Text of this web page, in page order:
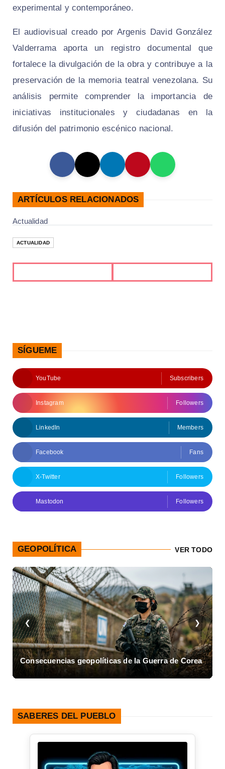
experimental y contemporáneo.
El audiovisual creado por Argenis David González
Valderrama aporta un registro documental que
fortalece la divulgación de la obra y contribuye a la
preservación de la memoria teatral venezolana. Su
análisis permite comprender la importancia de
iniciativas institucionales y ciudadanas en la
difusión del patrimonio escénico nacional.
ARTÍCULOS RELACIONADOS
Actualidad
ACTUALIDAD
SÍGUEME
YouTube Subscribers
Instagram Followers
LinkedIn Members
Facebook Fans
X-Twitter Followers
Mastodon Followers
GEOPOLÍTICA VER TODO
❮
Consecuencias geopolíticas de la Guerra de Corea
❯
SABERES DEL PUEBLO